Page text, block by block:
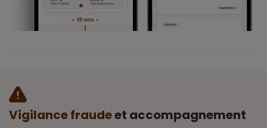
Vigilance fraudeet accompagnement